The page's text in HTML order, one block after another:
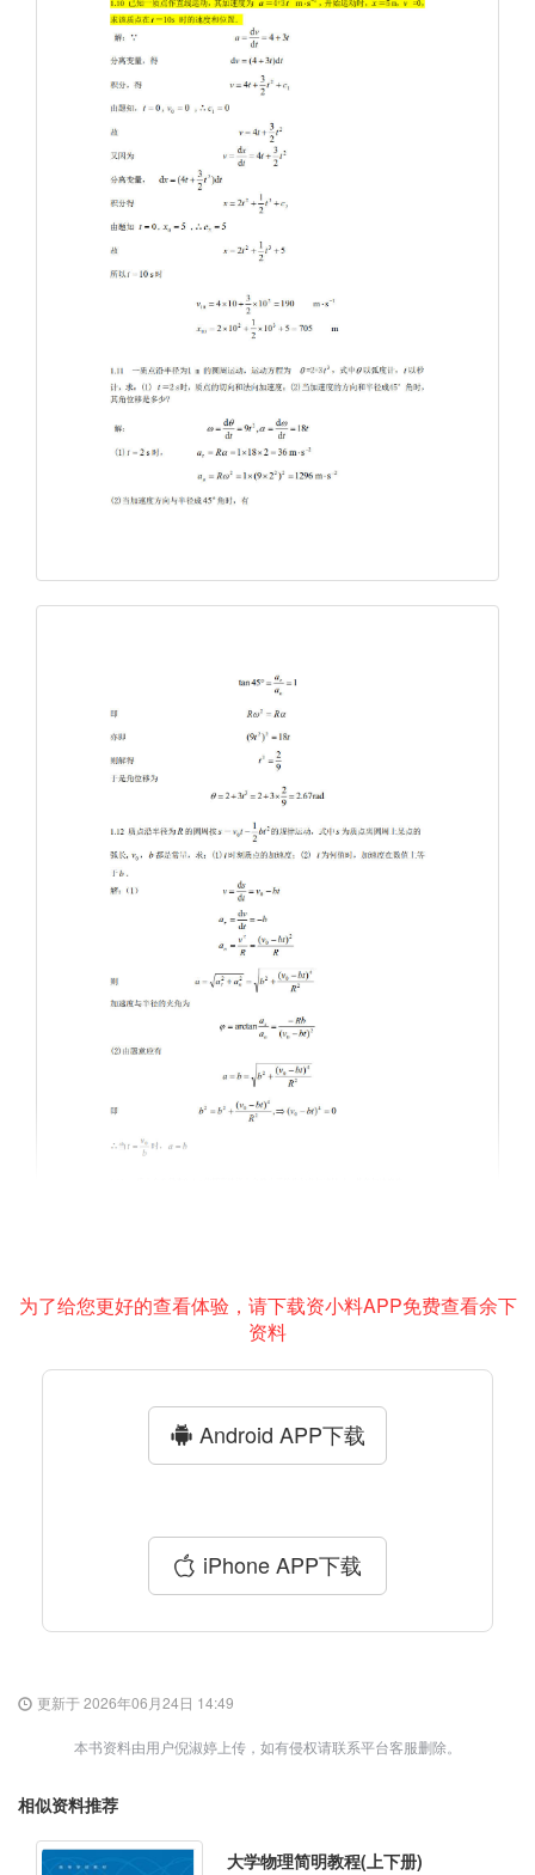
为了给您更好的查看体验，请下载资小料APP免费查看余下
资料
Android APP下载
iPhone APP下载
更新于 2026年06月24日 14:49
本书资料由用户倪淑婷上传，如有侵权请联系平台客服删除。
相似资料推荐
大学物理简明教程(上下册)